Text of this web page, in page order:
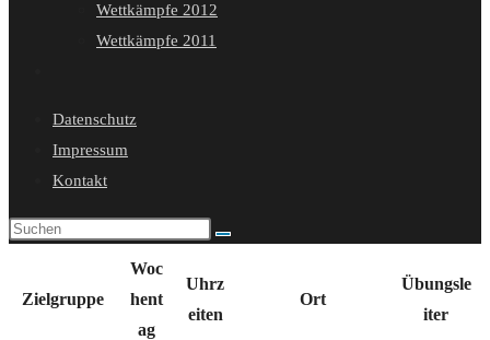
Wettkämpfe 2012
Wettkämpfe 2011
umschalten
Datenschutz
Impressum
Kontakt
Zielgruppe
Woc
hent
ag
Uhrz
eiten
Ort
Übungsle
iter